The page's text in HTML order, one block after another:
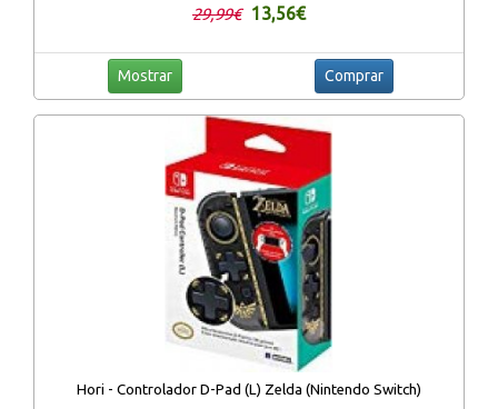
29,99€ 13,56€
Mostrar Comprar
Hori - Controlador D-Pad (L) Zelda (Nintendo Switch)